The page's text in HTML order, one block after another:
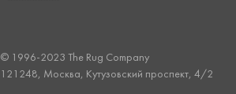
© 1996-2023 The Rug Company
121248, Москва, Кутузовский проспект, 4/2